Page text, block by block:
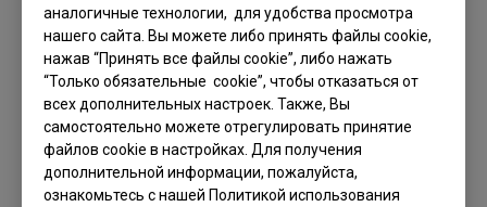
аналогичные технологии, для удобства просмотра
нашего сайта. Вы можете либо принять файлы cookie,
нажав “Принять все файлы cookie”, либо нажать
“Только обязательные cookie”, чтобы отказаться от
всех дополнительных настроек. Также, Вы
самостоятельно можете отрегулировать принятие
файлов cookie в настройках. Для получения
дополнительной информации, пожалуйста,
ознакомьтесь с нашей Политикой использования
B CS:GO (L), EC1-B DIVINA РОЗОВАЯ (L), EC1-B
DIVINA СИНЯЯ (L), EC1-C (L), EC1-CW (L), EC2
(M), EC2 (M), EC2 TYLOO (M), EC2-A (M), EC2-B
(M), EC2-B CS:GO (M), EC2-B DIVINA РОЗОВАЯ
(M), EC2-B DIVINA СИНЯЯ (M), EC2-C (M), EC2-CW
(M), EC3-C (S), EC3-CW (S), FK1 (L), FK1+ (XL),
Show more